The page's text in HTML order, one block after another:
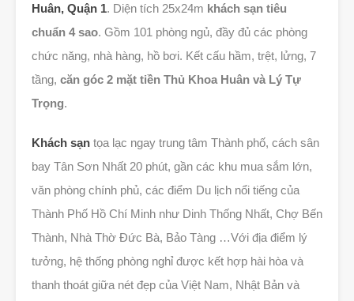
Huân, Quận 1. Diện tích 25x24m khách sạn tiêu
chuẩn 4 sao. Gồm 101 phòng ngủ, đầy đủ các phòng
chức năng, nhà hàng, hồ bơi. Kết cấu hầm, trệt, lửng, 7
tầng, căn góc 2 mặt tiền Thủ Khoa Huân và Lý Tự
Trọng.
Khách sạn tọa lạc ngay trung tâm Thành phố, cách sân
bay Tân Sơn Nhất 20 phút, gần các khu mua sắm lớn,
văn phòng chính phủ, các điểm Du lịch nổi tiếng của
Thành Phố Hồ Chí Minh như Dinh Thống Nhất, Chợ Bến
Thành, Nhà Thờ Đức Bà, Bảo Tàng …Với địa điểm l‎ý
tưởng, hệ thống phòng nghỉ được kết hợp hài hòa và
thanh thoát giữa nét đẹp của Việt Nam, Nhật Bản và